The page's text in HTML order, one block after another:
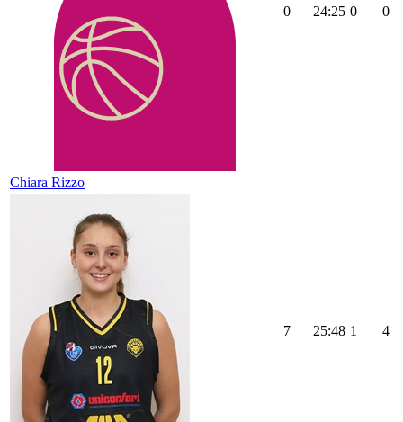
Chiara Rizzo
0 24:25 0 0
7 25:48 1 4